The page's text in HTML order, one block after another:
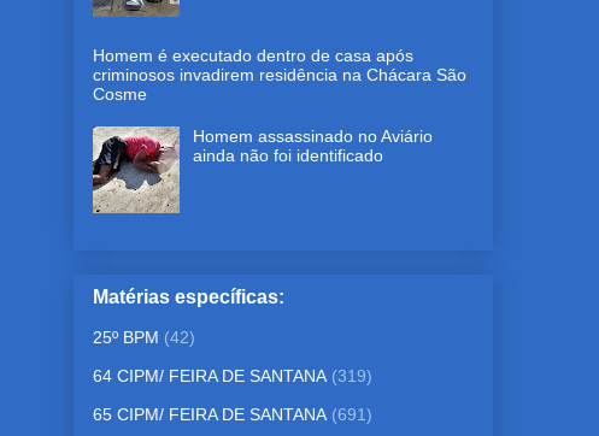
Homem é executado dentro de casa após
criminosos invadirem residência na Chácara São
Cosme
Homem assassinado no Aviário
ainda não foi identificado
Matérias específicas:
25º BPM (42)
64 CIPM/ FEIRA DE SANTANA (319)
65 CIPM/ FEIRA DE SANTANA (691)